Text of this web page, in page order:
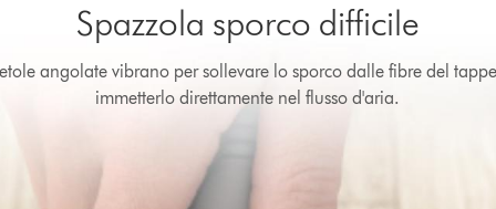
Spazzola sporco difficile
angolate vibrano per sollevare lo sporco dalle fibre del
immetterlo direttamente nel flusso d'aria.